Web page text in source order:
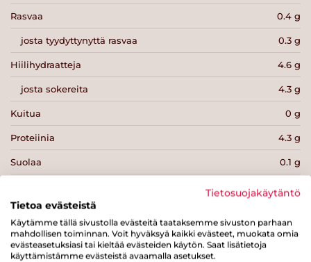
Rasvaa 0.4 g
josta tyydyttynyttä rasvaa 0.3 g
Hiilihydraatteja 4.6 g
josta sokereita 4.3 g
Kuitua 0 g
Proteiinia 4.3 g
Suolaa 0.1 g
Tulosta sivu Jaa tuote
Tietosuojakäytäntö
Tietoa evästeistä
Käytämme tällä sivustolla evästeitä taataksemme sivuston parhaan
mahdollisen toiminnan. Voit hyväksyä kaikki evästeet, muokata omia
evästeasetuksiasi tai kieltää evästeiden käytön. Saat lisätietoja
käyttämistämme evästeistä avaamalla asetukset.